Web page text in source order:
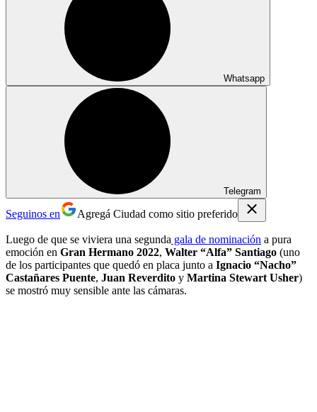
Whatsapp
Telegram
Seguinos en Agregá Ciudad como sitio preferido
Luego de que se viviera una segunda gala de nominación a pura
emoción en Gran Hermano 2022, Walter “Alfa” Santiago (uno
de los participantes que quedó en placa junto a Ignacio “Nacho”
Castañares Puente, Juan Reverdito y Martina Stewart Usher)
se mostró muy sensible ante las cámaras.